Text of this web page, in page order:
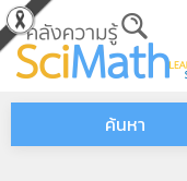
Skip to main
ค้นหา